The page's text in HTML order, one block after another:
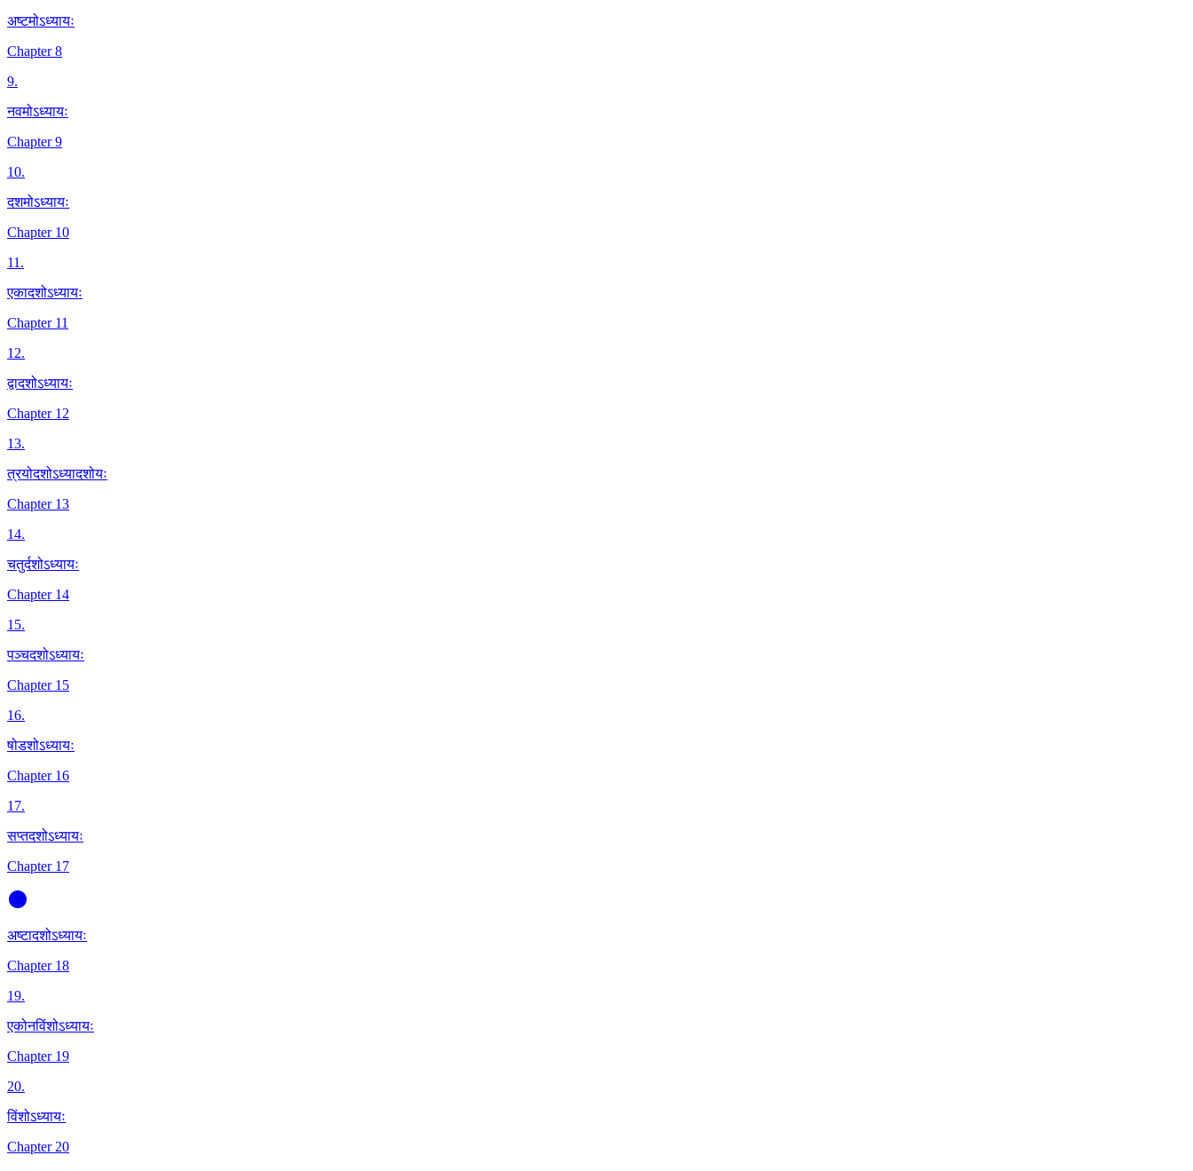
अष्टमोऽध्यायः
Chapter 8
9.
नवमोऽध्यायः
Chapter 9
10.
दशमोऽध्यायः
Chapter 10
11.
एकादशोऽध्यायः
Chapter 11
12.
द्वादशोऽध्यायः
Chapter 12
13.
त्रयोदशोऽध्यादशोयः
Chapter 13
14.
चतुर्दशोऽध्यायः
Chapter 14
15.
पञ्चदशोऽध्यायः
Chapter 15
16.
षोडशोऽध्यायः
Chapter 16
17.
सप्तदशोऽध्यायः
Chapter 17
अष्टादशोऽध्यायः
Chapter 18
19.
एकोनविंशोऽध्यायः
Chapter 19
20.
विंशोऽध्यायः
Chapter 20